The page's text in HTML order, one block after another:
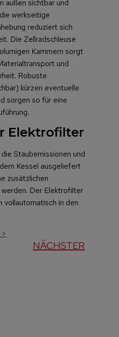
außen sichtbar und
werkseitige
reduziert sich
Die Zellradschleuse
Kammern sorgt
und
Robuste
kürzen eventuelle
sorgen so für eine
Elektrofilter
Staubemissionen und
Kessel ausgeliefert
zusätzlichen
Der Elektrofilter
vollautomatisch in den
NÄCHSTER